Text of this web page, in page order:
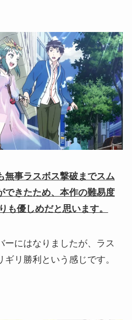
無事ラスボス撃破までスム
できたため、本作の難易度
も優しめだと思います。
にはなりましたが、ラス
リ勝利という感じです。